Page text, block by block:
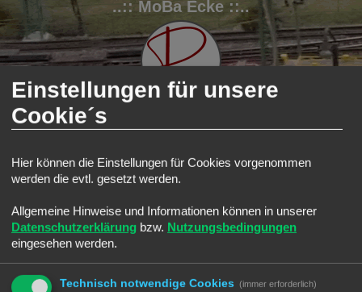
..:: MoBa Ecke ::..
FAQ Registrieren
Modellbahnforum Forum Suche
Aktive Themen
Zur erweiterten Suche
Die Suche ergab 0 Treffer • Seite
Es wurden keine passenden Ergebnisse gefunden.
Die Suche ergab 0 Treffer • Seite1 von1
Einstellungen für unsere
Cookie´s
Hier können die Einstellungen für Cookies vorgenommen
werden die evtl. gesetzt werden.
Allgemeine Hinweise und Informationen können in unserer
Datenschutzerklärung bzw. Nutzungsbedingungen
eingesehen werden.
Technisch notwendige Cookies (immer erforderlich)